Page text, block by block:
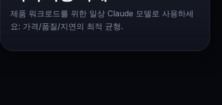
제품 워크로드를 위한 일상 Claude 모델로 사용하세
요: 가격/품질/지연의 최적 균형.